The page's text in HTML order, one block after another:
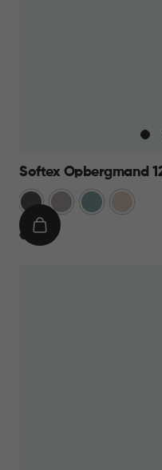
Softex Opbergmand
Antraciet
TaupeBlauwBeige
€
€ 9,95
IN